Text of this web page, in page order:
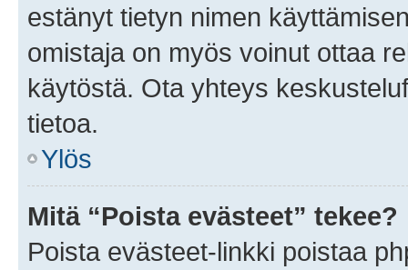
estänyt tietyn nimen
omistaja on myös voinut ottaa
käytöstä. Ota yhteys
tietoa.
Ylös
Mitä “Poista evästeet” tekee?
Poista evästeet-linkki poistaa